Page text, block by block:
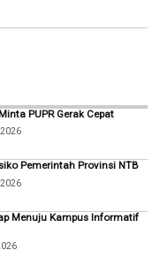
PUPR Gerak Cepat
Pemerintah Provinsi NTB
Menuju Kampus Informatif